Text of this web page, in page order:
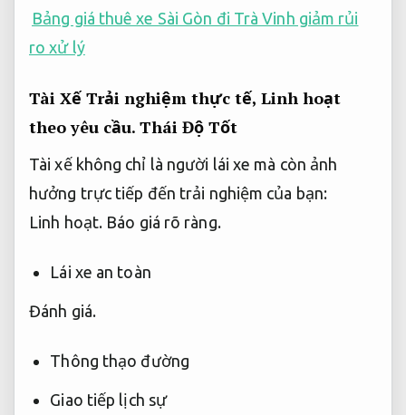
Bảng giá thuê xe Sài Gòn đi Trà Vinh giảm rủi
ro xử lý
Tài Xế Trải nghiệm thực tế, Linh hoạt
theo yêu cầu. Thái Độ Tốt
Tài xế không chỉ là người lái xe mà còn ảnh
hưởng trực tiếp đến trải nghiệm của bạn:
Linh hoạt. Báo giá rõ ràng.
Lái xe an toàn
Đánh giá.
Thông thạo đường
Giao tiếp lịch sự